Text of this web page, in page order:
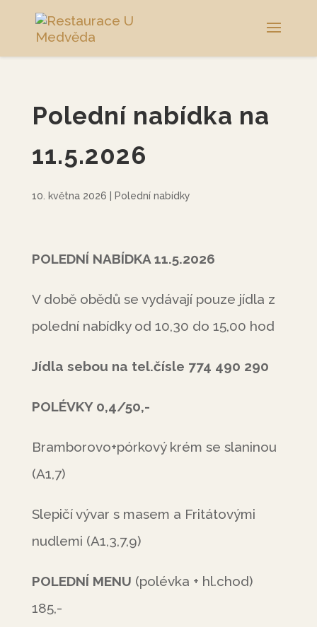
Polední nabídka na
11.5.2026
10. května 2026 Polední nabídky
POLEDNÍ NABÍDKA 11.5.2026
V době obědů se vydávají pouze jídla z
polední nabídky od 10,30 do 15,00 hod
Jídla sebou na tel.čísle 774 490 290
POLÉVKY 0,4/50,-
Bramborovo+pórkový krém se slaninou
(A1,7)
Slepičí vývar s masem a Fritátovými
nudlemi (A1,3,7,9)
POLEDNÍ MENU (polévka + hl.chod)
185,-